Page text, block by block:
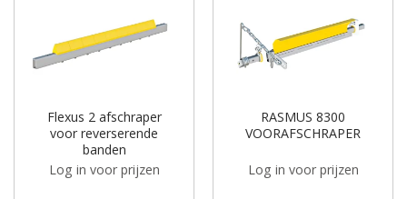
Flexus 2 afschraper
voor reverserende
banden
Log in voor prijzen
RASMUS 8300
VOORAFSCHRAPER
Log in voor prijzen